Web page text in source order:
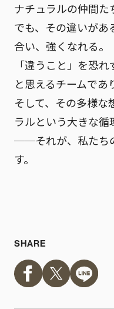
ナチュラルの仲間た
でも、その違いがあ
合い、強くなれる。
「違うこと」を恐
と思えるチームであ
そして、その多様な
ラルという大きな循
──それが、私たち
す。
SHARE